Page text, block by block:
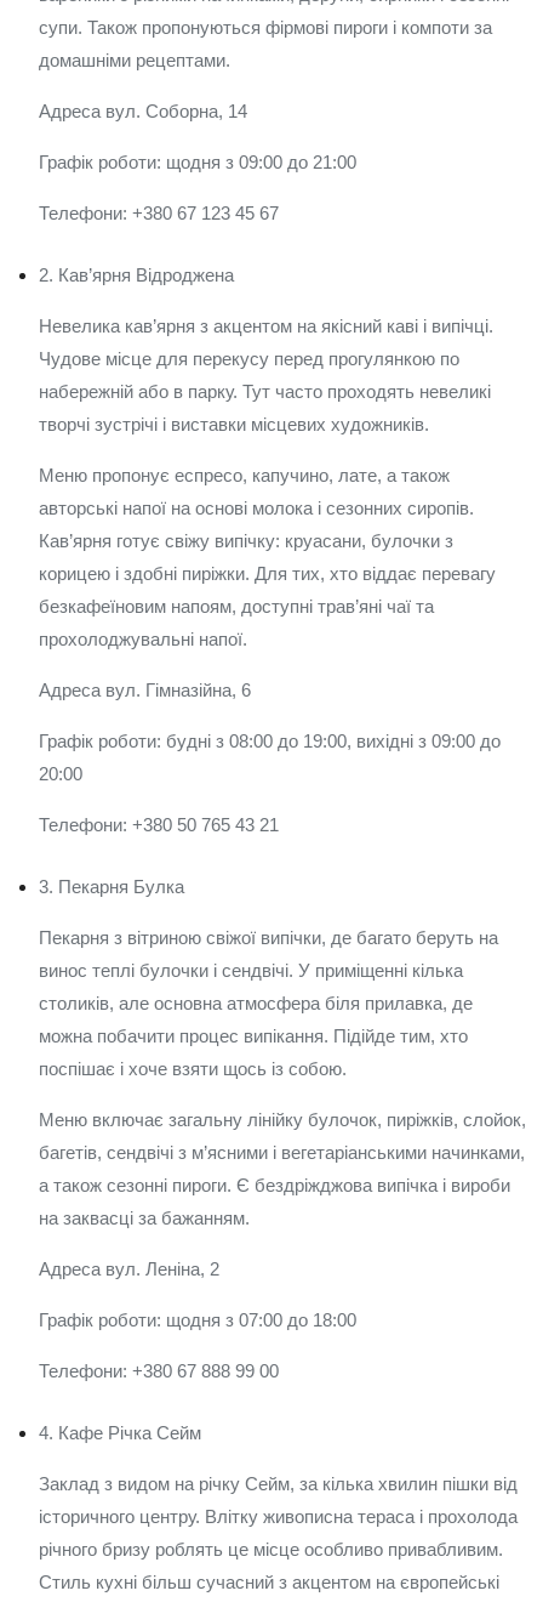
супи. Також пропонуються фірмові пироги і компоти за
домашніми рецептами.
Адреса вул. Соборна, 14
Графік роботи: щодня з 09:00 до 21:00
Телефони: +380 67 123 45 67
2. Кав’ярня Відроджена
Невелика кав’ярня з акцентом на якісний каві і випічці.
Чудове місце для перекусу перед прогулянкою по
набережній або в парку. Тут часто проходять невеликі
творчі зустрічі і виставки місцевих художників.
Меню пропонує еспресо, капучино, лате, а також
авторські напої на основі молока і сезонних сиропів.
Кав’ярня готує свіжу випічку: круасани, булочки з
корицею і здобні пиріжки. Для тих, хто віддає перевагу
безкафеїновим напоям, доступні трав’яні чаї та
прохолоджувальні напої.
Адреса вул. Гімназійна, 6
Графік роботи: будні з 08:00 до 19:00, вихідні з 09:00 до
20:00
Телефони: +380 50 765 43 21
3. Пекарня Булка
Пекарня з вітриною свіжої випічки, де багато беруть на
винос теплі булочки і сендвічі. У приміщенні кілька
столиків, але основна атмосфера біля прилавка, де
можна побачити процес випікання. Підійде тим, хто
поспішає і хоче взяти щось із собою.
Меню включає загальну лінійку булочок, пиріжків, слойок,
багетів, сендвічі з м’ясними і вегетаріанськими начинками,
а також сезонні пироги. Є бездріжджова випічка і вироби
на заквасці за бажанням.
Адреса вул. Леніна, 2
Графік роботи: щодня з 07:00 до 18:00
Телефони: +380 67 888 99 00
4. Кафе Річка Сейм
Заклад з видом на річку Сейм, за кілька хвилин пішки від
історичного центру. Влітку живописна тераса і прохолода
річного бризу роблять це місце особливо привабливим.
Стиль кухні більш сучасний з акцентом на європейські